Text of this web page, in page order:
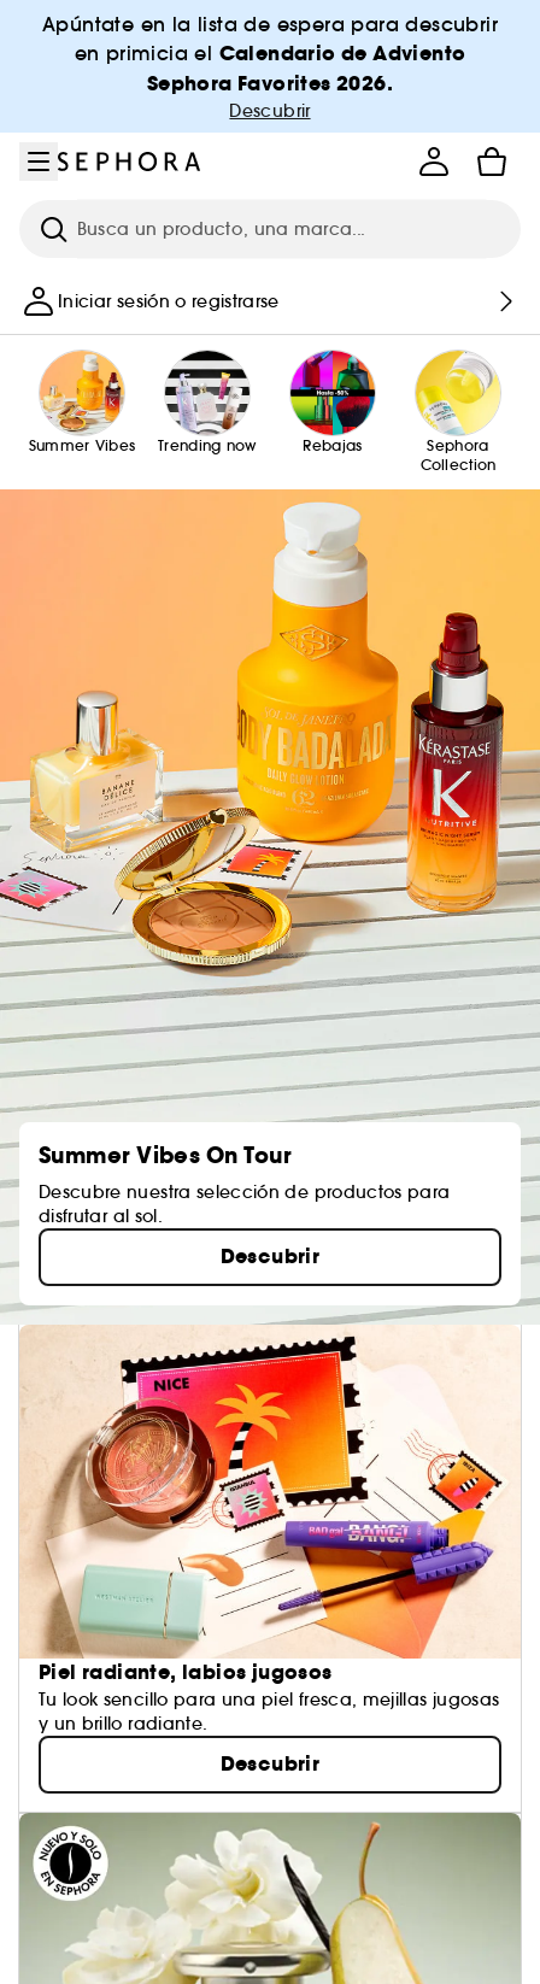
Ir al menú
Ir al contenido principal
Ir al pie de página
Apúntate en la lista de espera para descubrir
en primicia el Calendario de Adviento
Sephora Favorites 2026.
Descubrir
Investigación
Iniciar sesión o registrarse
Summer Vibes Trending now Rebajas
Sephora
Collection
Summer Vibes On Tour
Descubre nuestra selección de productos para
disfrutar al sol.
Descubrir
Piel radiante, labios jugosos
Tu look sencillo para una piel fresca, mejillas jugosas
y un brillo radiante.
Descubrir